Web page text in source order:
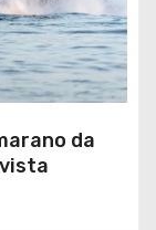
da